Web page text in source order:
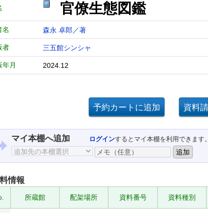
官僚生態図鑑
名 森永 卓郎／著
者 三五館シンシャ
年月 2024.12
マイ本棚へ追加 ログインするとマイ本棚を利用できます。
情報
所蔵館 配架場所 資料番号 資料種別